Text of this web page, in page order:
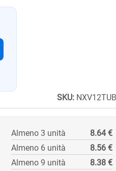
SKU:
Almeno 3 unità
8.64 €
Almeno 6 unità
8.56 €
Almeno 9 unità
8.38 €